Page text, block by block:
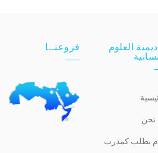
العلوم
نحن
بطلب كمدرب
فروعنــا